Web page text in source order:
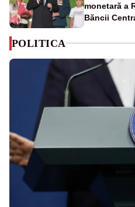
monetară a
Băncii
POLITICA